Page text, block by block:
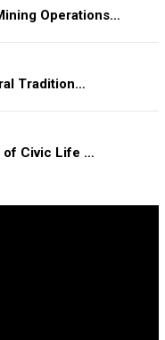
Operations…
Tradition…
of Civic Life …